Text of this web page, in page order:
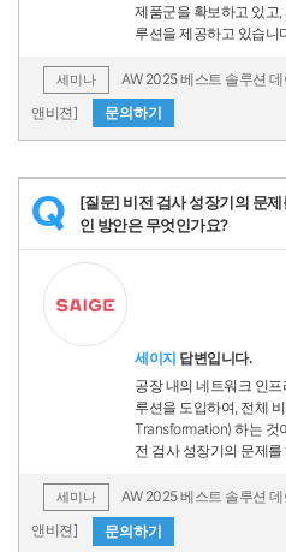
제품군을 확보하고 있고
루션을 제공하고 있습니
세미나
AW 2025 베스트 솔루션
앤비젼]
문의하기
Q
[질문] 비전 검사 성장기의 문
인 방안은 무엇인가요?
세이지 답변입니다.
공장 내의 네트워크 인
루션을 도입하여, 전체
Transformation) 하는 것
전 검사 성장기의 문제
세미나
AW 2025 베스트 솔루션
앤비젼]
문의하기